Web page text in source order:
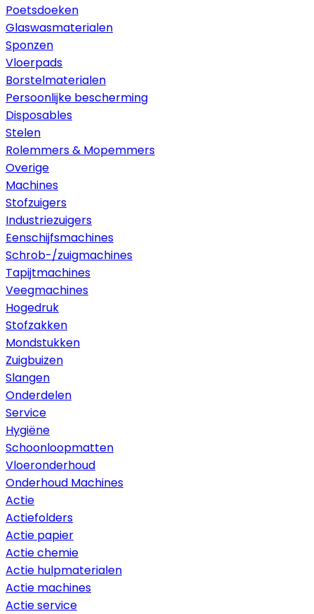
Poetsdoeken
Glaswasmaterialen
Sponzen
Vloerpads
Borstelmaterialen
Persoonlijke bescherming
Disposables
Stelen
Rolemmers & Mopemmers
Overige
Machines
Stofzuigers
Industriezuigers
Eenschijfsmachines
Schrob-/zuigmachines
Tapijtmachines
Veegmachines
Hogedruk
Stofzakken
Mondstukken
Zuigbuizen
Slangen
Onderdelen
Service
Hygiëne
Schoonloopmatten
Vloeronderhoud
Onderhoud Machines
Actie
Actiefolders
Actie papier
Actie chemie
Actie hulpmaterialen
Actie machines
Actie service